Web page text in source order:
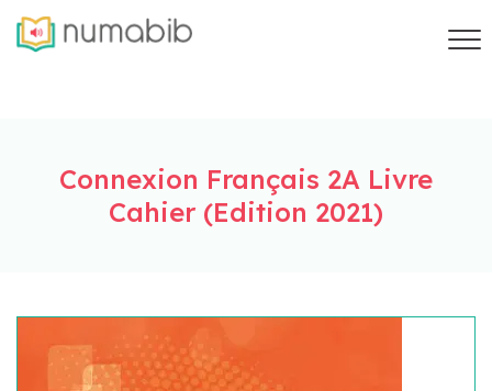
Connexion Français 2A Livre
Cahier (Edition 2021)